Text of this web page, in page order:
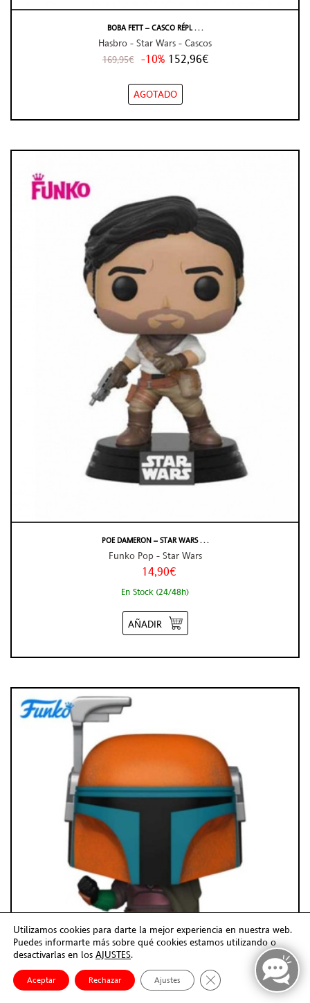
BOBA FETT – CASCO RÉPL . . .
Hasbro - Star Wars - Cascos
169,95€ -10% 152,96€
AGOTADO
POE DAMERON – STAR WARS . . .
Funko Pop - Star Wars
14,90€
En Stock (24/48h)
AÑADIR
Utilizamos cookies para darte la mejor experiencia en nuestra web.
Puedes informarte más sobre qué cookies estamos utilizando o
desactivarlas en los AJUSTES.
Aceptar Rechazar Ajustes Cerrar el banner de